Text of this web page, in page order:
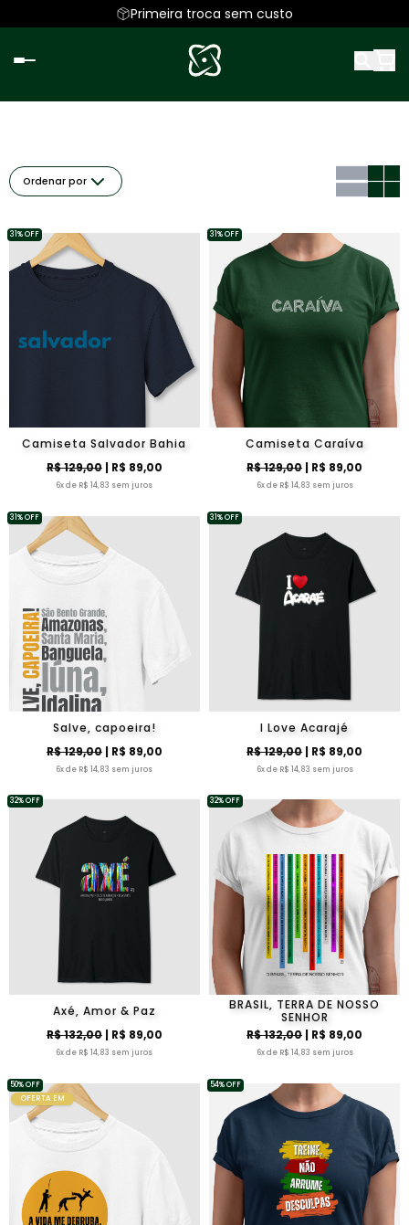
Primeira troca sem custo
Ordenar por
Camiseta Salvador Bahia
R$ 129,00| R$ 89,00
6x de R$ 14,83 sem juros
31% OFF
Camiseta Caraíva
R$ 129,00| R$ 89,00
6x de R$ 14,83 sem juros
31% OFF
Salve, capoeira!
R$ 129,00| R$ 89,00
6x de R$ 14,83 sem juros
31% OFF
I Love Acarajé
R$ 129,00| R$ 89,00
6x de R$ 14,83 sem juros
31% OFF
Axé, Amor & Paz
R$ 132,00| R$ 89,00
6x de R$ 14,83 sem juros
32% OFF
BRASIL, TERRA DE NOSSO
SENHOR
R$ 132,00| R$ 89,00
6x de R$ 14,83 sem juros
32% OFF
OFERTA EM
50% OFF 54% OFF